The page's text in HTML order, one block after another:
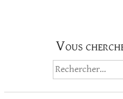
Vous
Rechercher :